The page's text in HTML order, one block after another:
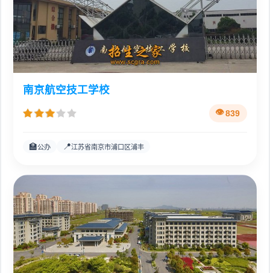
南京航空技工学校
839
🏫公办 📍江苏省南京市浦口区浦丰